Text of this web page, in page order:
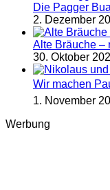
Die Pagger
2. Dezember
Alte Bräuche –
30. Oktober
Wir machen
1. November
Werbung